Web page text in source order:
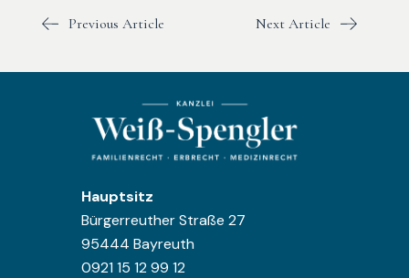
Previous Article Next Article
Hauptsitz
Bürgerreuther Straße 27
95444 Bayreuth
0921 15 12 99 12